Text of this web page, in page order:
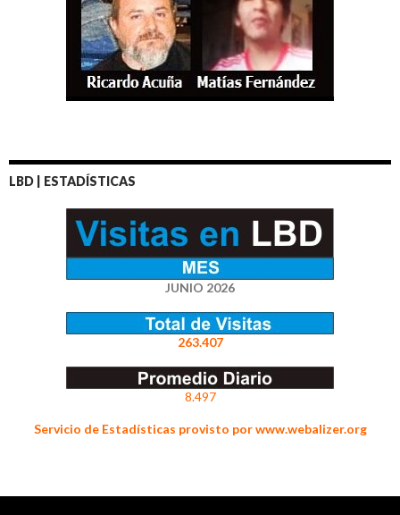
LBD | ESTADÍSTICAS
JUNIO 2026
263.407
8.497
Servicio de Estadísticas provisto por www.webalizer.org